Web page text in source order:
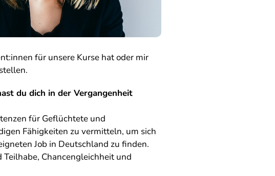
für unsere Kurse hat oder mir
du dich in der Vergangenheit
für Geflüchtete und
Fähigkeiten zu vermitteln, um sich
Job in Deutschland zu finden.
Chancengleichheit und